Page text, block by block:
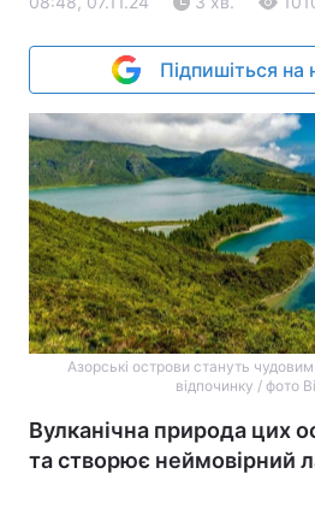
Підпишіться на
Азорські острови стануть
відпочинку / фото
Вулканічна природа цих
та створює неймовірний